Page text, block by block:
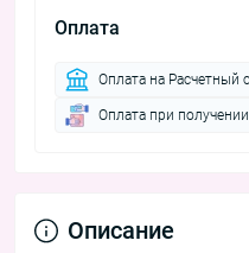
Оплата
Оплата на Расчетный
Оплата при получении
Описание